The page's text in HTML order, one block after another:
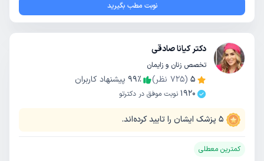
نوبت مطب بگیرید
دکتر کیانا صادقی
تخصص زنان و زایمان
5
(
725 نظر) 99٪
پیشنهاد کاربران
1920 نوبت موفق در دکترتو
5 پزشک ایشان را تایید کرده‌اند.
کمترین معطلی